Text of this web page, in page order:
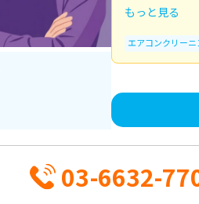
もっと見る
エアコンクリーニ
03-6632-